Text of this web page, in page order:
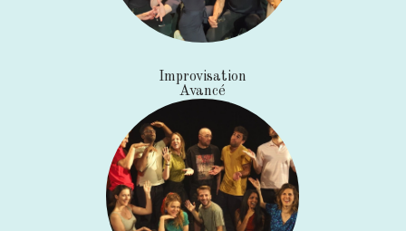
Improvisation
Avancé